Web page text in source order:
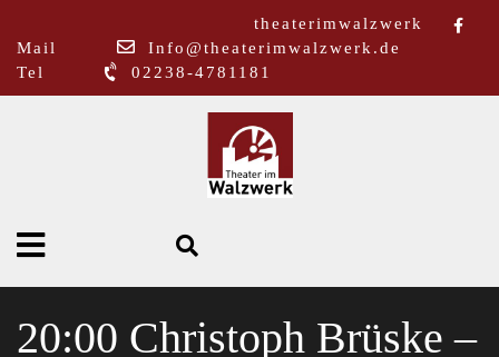
theaterimwalzwerk
Mail
Info@theaterimwalzwerk.de
Tel
02238-4781181
20:00 Christoph Brüske –